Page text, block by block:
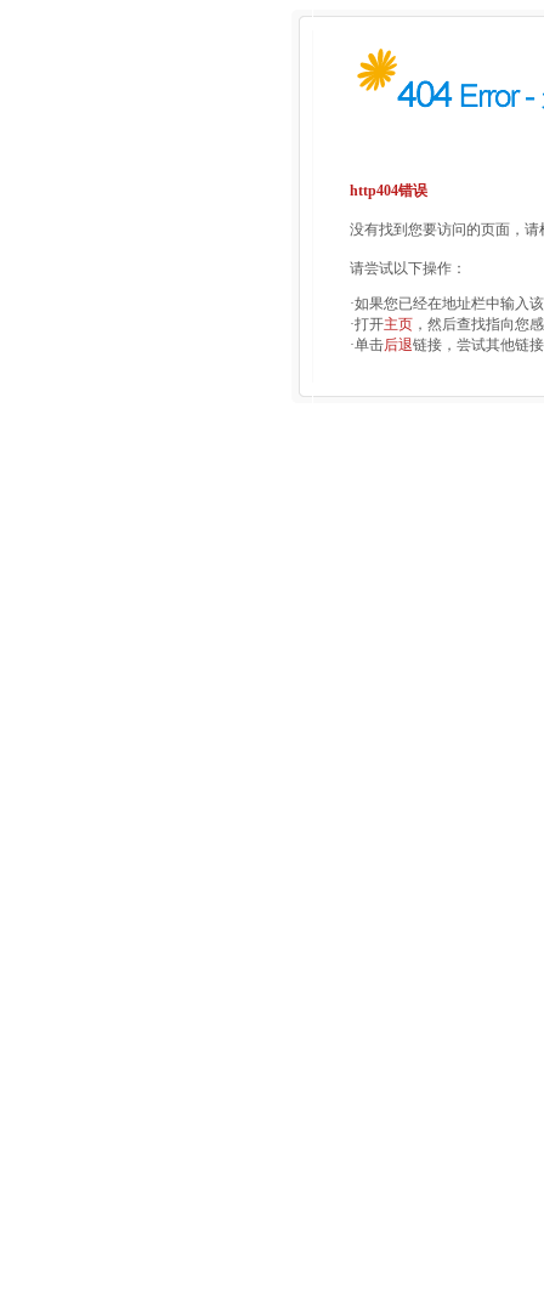
http404错误
没有找到您要访问的页面，
请尝试以下操作：
·如果您已经在地址栏中输入
·打开主页 ，然后查找指向您
·单击后退链接，尝试其他链